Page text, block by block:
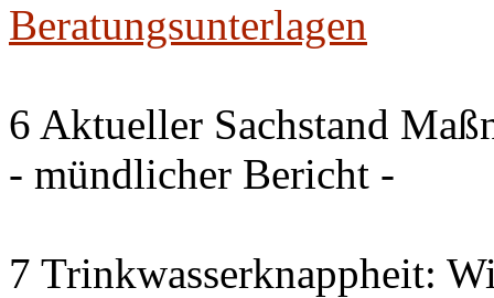
Beratungsunterlagen
6 Aktueller Sachstand
- mündlicher Bericht -
7 Trinkwasserknappheit: